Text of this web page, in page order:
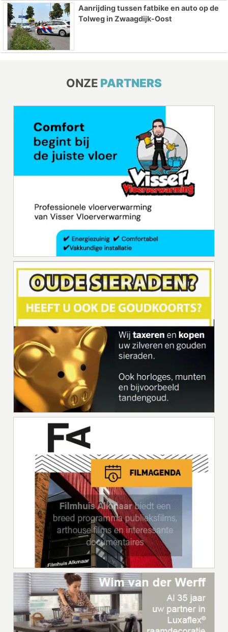
Aanrijding tussen fatbike en auto op de
Tolweg in Zwaagdijk-Oost
ONZE PARTNERS